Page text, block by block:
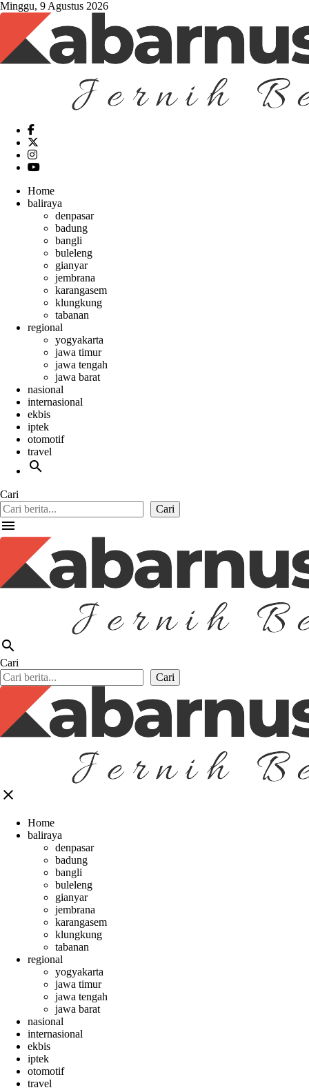
Minggu, 9 Agustus 2026
Home
baliraya
denpasar
badung
bangli
buleleng
gianyar
jembrana
karangasem
klungkung
tabanan
regional
yogyakarta
jawa timur
jawa tengah
jawa barat
nasional
internasional
ekbis
iptek
otomotif
travel
search
Cari
Cari
menu
search
Cari
Cari
close
Home
baliraya
denpasar
badung
bangli
buleleng
gianyar
jembrana
karangasem
klungkung
tabanan
regional
yogyakarta
jawa timur
jawa tengah
jawa barat
nasional
internasional
ekbis
iptek
otomotif
travel